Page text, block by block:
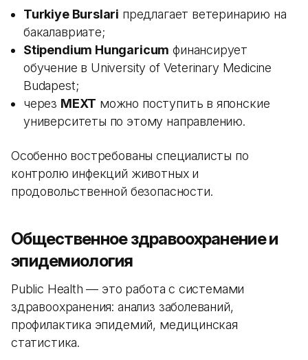
Turkiye Burslari предлагает ветеринарию на
бакалавриате;
Stipendium Hungaricum финансирует
обучение в University of Veterinary Medicine
Budapest;
через MEXT можно поступить в японские
университеты по этому направлению.
Особенно востребованы специалисты по
контролю инфекций животных и
продовольственной безопасности.
Общественное здравоохранение и
эпидемиология
Public Health — это работа с системами
здравоохранения: анализ заболеваний,
профилактика эпидемий, медицинская
статистика.